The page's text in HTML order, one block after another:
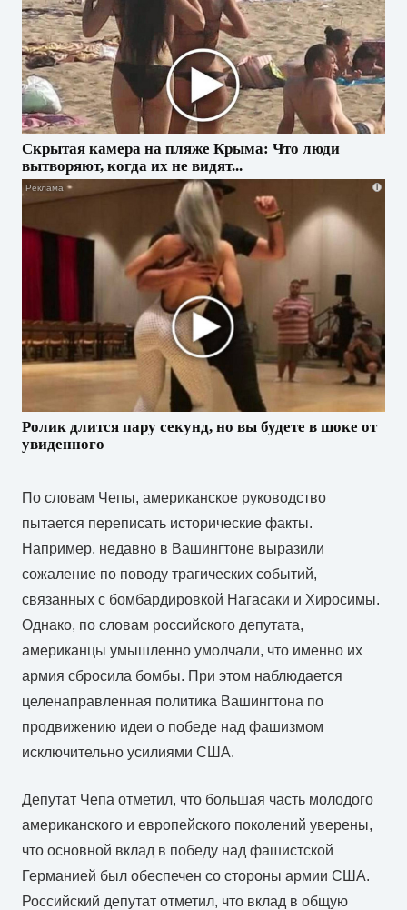
Скрытая камера на пляже Крыма: Что люди
вытворяют, когда их не видят...
i
Ролик длится пару секунд, но вы будете в шоке от
увиденного
По словам Чепы, американское руководство
пытается переписать исторические факты.
Например, недавно в Вашингтоне выразили
сожаление по поводу трагических событий,
связанных с бомбардировкой Нагасаки и Хиросимы.
Однако, по словам российского депутата,
американцы умышленно умолчали, что именно их
армия сбросила бомбы. При этом наблюдается
целенаправленная политика Вашингтона по
продвижению идеи о победе над фашизмом
исключительно усилиями США.
Депутат Чепа отметил, что большая часть молодого
американского и европейского поколений уверены,
что основной вклад в победу над фашистской
Германией был обеспечен со стороны армии США.
Российский депутат отметил, что вклад в общую